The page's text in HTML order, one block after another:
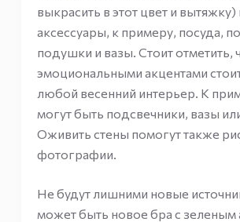
выкрасить в этот цвет и
аксессуары, к примеру, посуда,
подушки и вазы. Стоит отметить,
эмоциональными акцентами
любой весенний интерьер. К
могут быть подсвечники, вазы
Оживить стены помогут также
фотографии.
Не будут лишними новые
может быть новое бра с